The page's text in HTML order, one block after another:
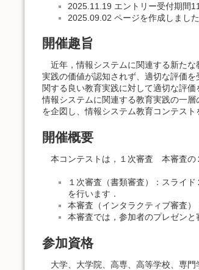
2025.11.19 エントリー受付期間
2025.09.02 ページを作成しました
開催趣旨
近年，情報システムに関連する新たな
実践の価値が認知されず、適切な評価
関する良い教育実践に対して適切な評
情報システムに関連する教育実践の一
を企図し、情報システム教育コンテスト
開催概要
本コンテストは，１次審査 本審査の
１次審査（書類審査）：スライ
を行います．
本審査（インタラクティブ審査）
本審査では，参加者のプレゼンと
参加資格
大学、大学院、高専、高等学校、専門